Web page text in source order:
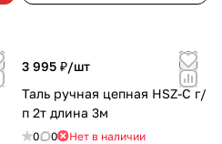
3 995 ₽/шт
Таль ручная цепная HSZ-C г/
п 2т длина 3м
0 0 Нет в наличии